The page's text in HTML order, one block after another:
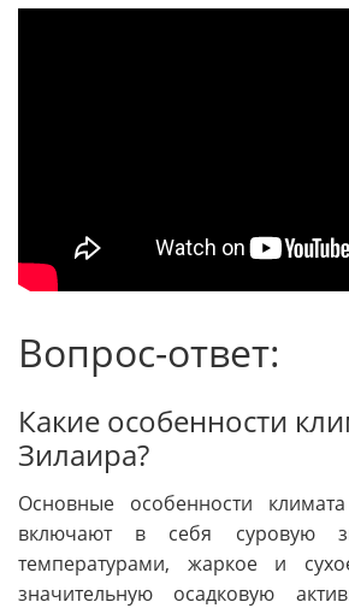
Вопрос-ответ:
Какие особенности
Зилаира?
Основные особенности
включают в себя суровую
температурами, жаркое и
значительную осадковую